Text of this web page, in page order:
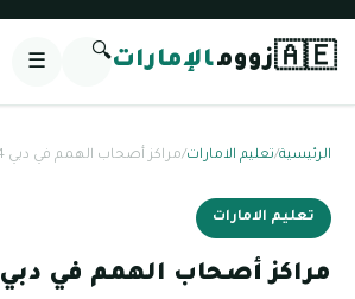
🇦🇪زوومالإمارات🔍
☰
الرئيسية/تعليم الامارات/مراكز أصحاب الهمم في دبي 2024
تعليم الامارات
مراكز أصحاب الهمم في دبي 2024